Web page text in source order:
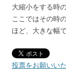
大縮小をする時
ここではその時
ほど、大きな幅
投票をお願いい